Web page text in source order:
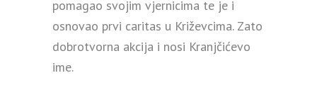
pomagao svojim vjernicima te je i
osnovao prvi caritas u Križevcima. Zato
dobrotvorna akcija i nosi Kranjčićevo
ime.